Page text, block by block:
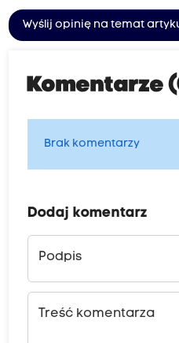
Wyślij opinię na temat
Komentarze
Brak komentarzy
Dodaj komentarz
Podpis
Treść komentarza